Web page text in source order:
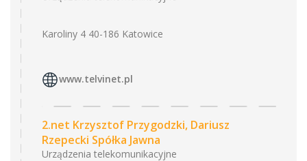
Karoliny 4 40-186 Katowice
www.telvinet.pl
2.net Krzysztof Przygodzki, Dariusz
Rzepecki Spółka Jawna
Urządzenia telekomunikacyjne